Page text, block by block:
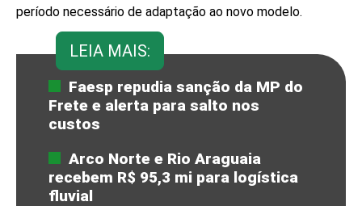
período necessário de adaptação ao novo modelo.
LEIA MAIS:
Faesp repudia sanção da MP do
Frete e alerta para salto nos
custos
Arco Norte e Rio Araguaia
recebem R$ 95,3 mi para logística
fluvial